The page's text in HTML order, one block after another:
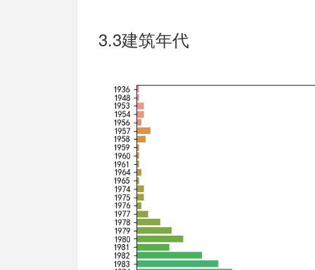
3.3建筑年代